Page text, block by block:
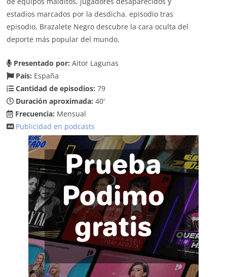
estadios marcados por la desdicha. episodio tras
episodio, Brazalete Negro descubre la cara oculta del
deporte más popular del mundo.
Presentado por: Aitor Lagunas
País: España
Cantidad de episodios: 79
Duración aproximada: 40'
Frecuencia: Mensual
Publicidad en podcasts